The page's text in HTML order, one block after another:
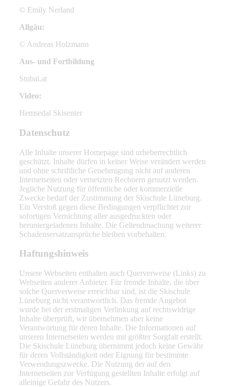
© Emily Nerland
Allgäu:
© Andreas Holzmann
Aus- und Fortbildung
Stubai.at
Video:
Hemsedal Skisenter
Datenschutz
Alle Inhalte unserer Homepage sind urheberrechtlich
geschützt. Inhalte dürfen in keiner Weise verändert werden
und ohne schriftliche Genehmigung nicht auf anderen
Internetseiten oder vernetzten Rechnern genutzt werden.
Jegliche Nutzung für öffentliche oder kommerzielle
Zwecke bedarf der Zustimmung der Skischule Lüneburg.
Ein Verstoß gegen diese Bedingungen verpflichtet zur
sofortigen Vernichtung aller ausgedruckten oder
heruntergeladenen Inhalte. Die Geltendmachung weiterer
Schadensersatzansprüche bleiben vorbehalten.
Haftungshinweis
Unsere Webseiten enthalten auch Querverweise (Links) zu
Webseiten anderer Anbieter. Für fremde Inhalte, die über
solche Querverweise erreichbar sind, ist die Skischule
Lüneburg nicht verantwortlich. Das fremde Angebot
wurde bei der erstmaligen Verlinkung auf rechtswidrige
Inhalte überprüft, wir übernehmen aber keine
Verantwortung für deren Inhalte. Die Informationen auf
unseren Internetseiten werden mit größter Sorgfalt erstellt.
Die Skischule Lüneburg übernimmt jedoch keine Gewähr
für deren Vollständigkeit oder Eignung für bestimmte
Verwendungszwecke. Die Nutzung der auf den
Internetseiten zur Verfügung gestellten Inhalte erfolgt auf
alleinige Gefahr des Nutzers.